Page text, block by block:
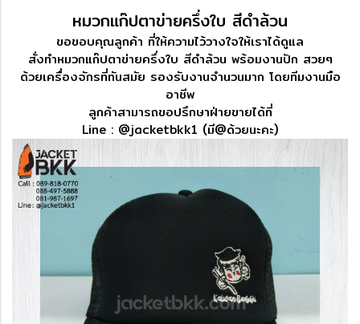
หมวกแก๊ปตาข่ายครึ่งใบ สีดำล้วน
ขอขอบคุณลูกค้า ที่ให้ความไว้วางใจให้เราได้ดูแล
สั่งทำหมวกแก๊ปตาข่ายครึ่งใบ สีดำล้วน พร้อมงานปัก สวยๆ
ด้วยเครื่องจักรที่ทันสมัย​ รองรับงานจำนวนมาก​ โดยทีมงานมือ
อาชีพ
ลูกค้าสามารถขอปรึกษาฝ่ายขายได้ที่
Line : @jacketbkk1 (มี@ด้วยนะคะ)